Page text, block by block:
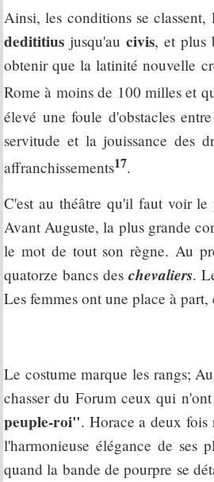
Ainsi, les conditions se
dedititius jusqu'aucivis, et plus
obtenir que la latinité nouvelle
Rome à moins de 100 milles et
élevé une foule d'obstacles
servitude et la jouissance des
affranchissements17.
C'est au théâtre qu'il faut voir
Avant Auguste, la plus grande
le mot de tout son règne. Au
quatorze bancs deschevaliers.
Les femmes ont une place à
Le costume marque les rangs;
chasser du Forum ceux qui
peuple-roi". Horace a deux fois
l'harmonieuse élégance de ses
quand la bande de pourpre se